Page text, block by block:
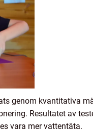
genom kvantitativa
Resultatet av
vara mer vattentäta.